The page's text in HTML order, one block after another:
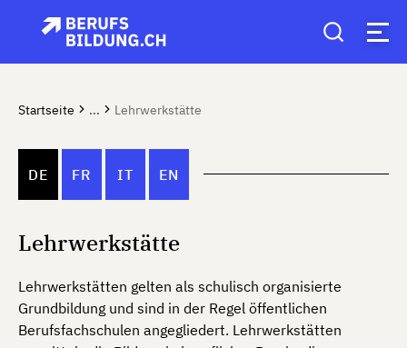
Startseite ... Lehrwerkstätte
DE FR IT EN
Lehrwerkstätte
Lehrwerkstätten gelten als schulisch organisierte
Grundbildung und sind in der Regel öffentlichen
Berufsfachschulen angegliedert. Lehrwerkstätten